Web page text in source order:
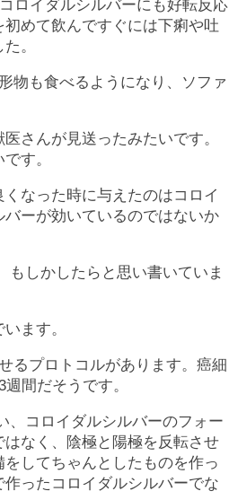
ロイダルシルバーにも好転反応
めて飲んですぐには下痢や吐
。
物も食べるようになり、ソファ
さんが見送ったみたいです。
す。
なった時に与えたのはコロイ
ーが効いているのではないか
もしかしたらと思い書いていま
ます。
るプロトコルがあります。癌細
間だそうです。
、コロイダルシルバーのフォー
なく、陰極と陽極を反転させ
してちゃんとしたものを作っ
ったコロイダルシルバーでな